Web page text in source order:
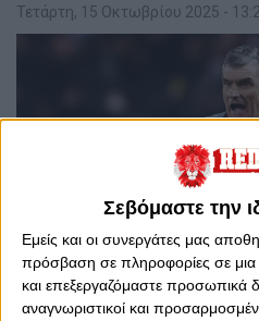
Σεβόμαστε την
Εμείς και οι συνεργάτες μας
πρόσβαση σε πληροφορίες σε
και επεξεργαζόμαστε προσωπικά
αναγνωριστικοί και
Τετάρτη, 15 Οκτωβρίου 2025 -